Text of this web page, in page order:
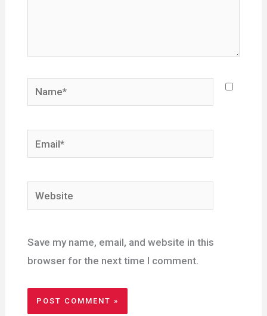
Name*
Email*
Website
Save my name, email, and website in this
browser for the next time I comment.